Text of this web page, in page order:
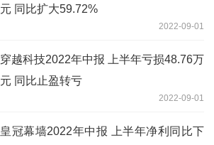
元 同比扩大59.72%
2022-09-01
穿越科技2022年中报 上半年亏损48.76万
元 同比止盈转亏
2022-09-01
皇冠幕墙2022年中报 上半年净利同比下